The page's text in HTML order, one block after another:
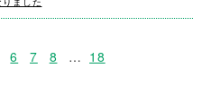
6 7 8 … 18